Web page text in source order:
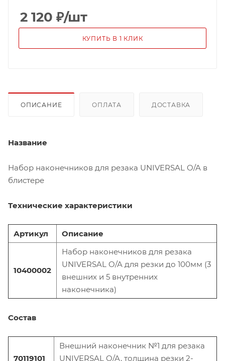
2 120 ₽/шт
КУПИТЬ В 1 КЛИК
ОПИСАНИЕ ОПЛАТА ДОСТАВКА
Название
Набор наконечников для резака UNIVERSAL O/A в
блистере
Технические характеристики
Артикул Описание
10400002
Набор наконечников для резака
UNIVERSAL O/A для резки до 100мм (3
внешних и 5 внутренних
наконечника)
Состав
70119101
Внешний наконечник №1 для резака
UNIVERSAL O/A, толщина резки 2-